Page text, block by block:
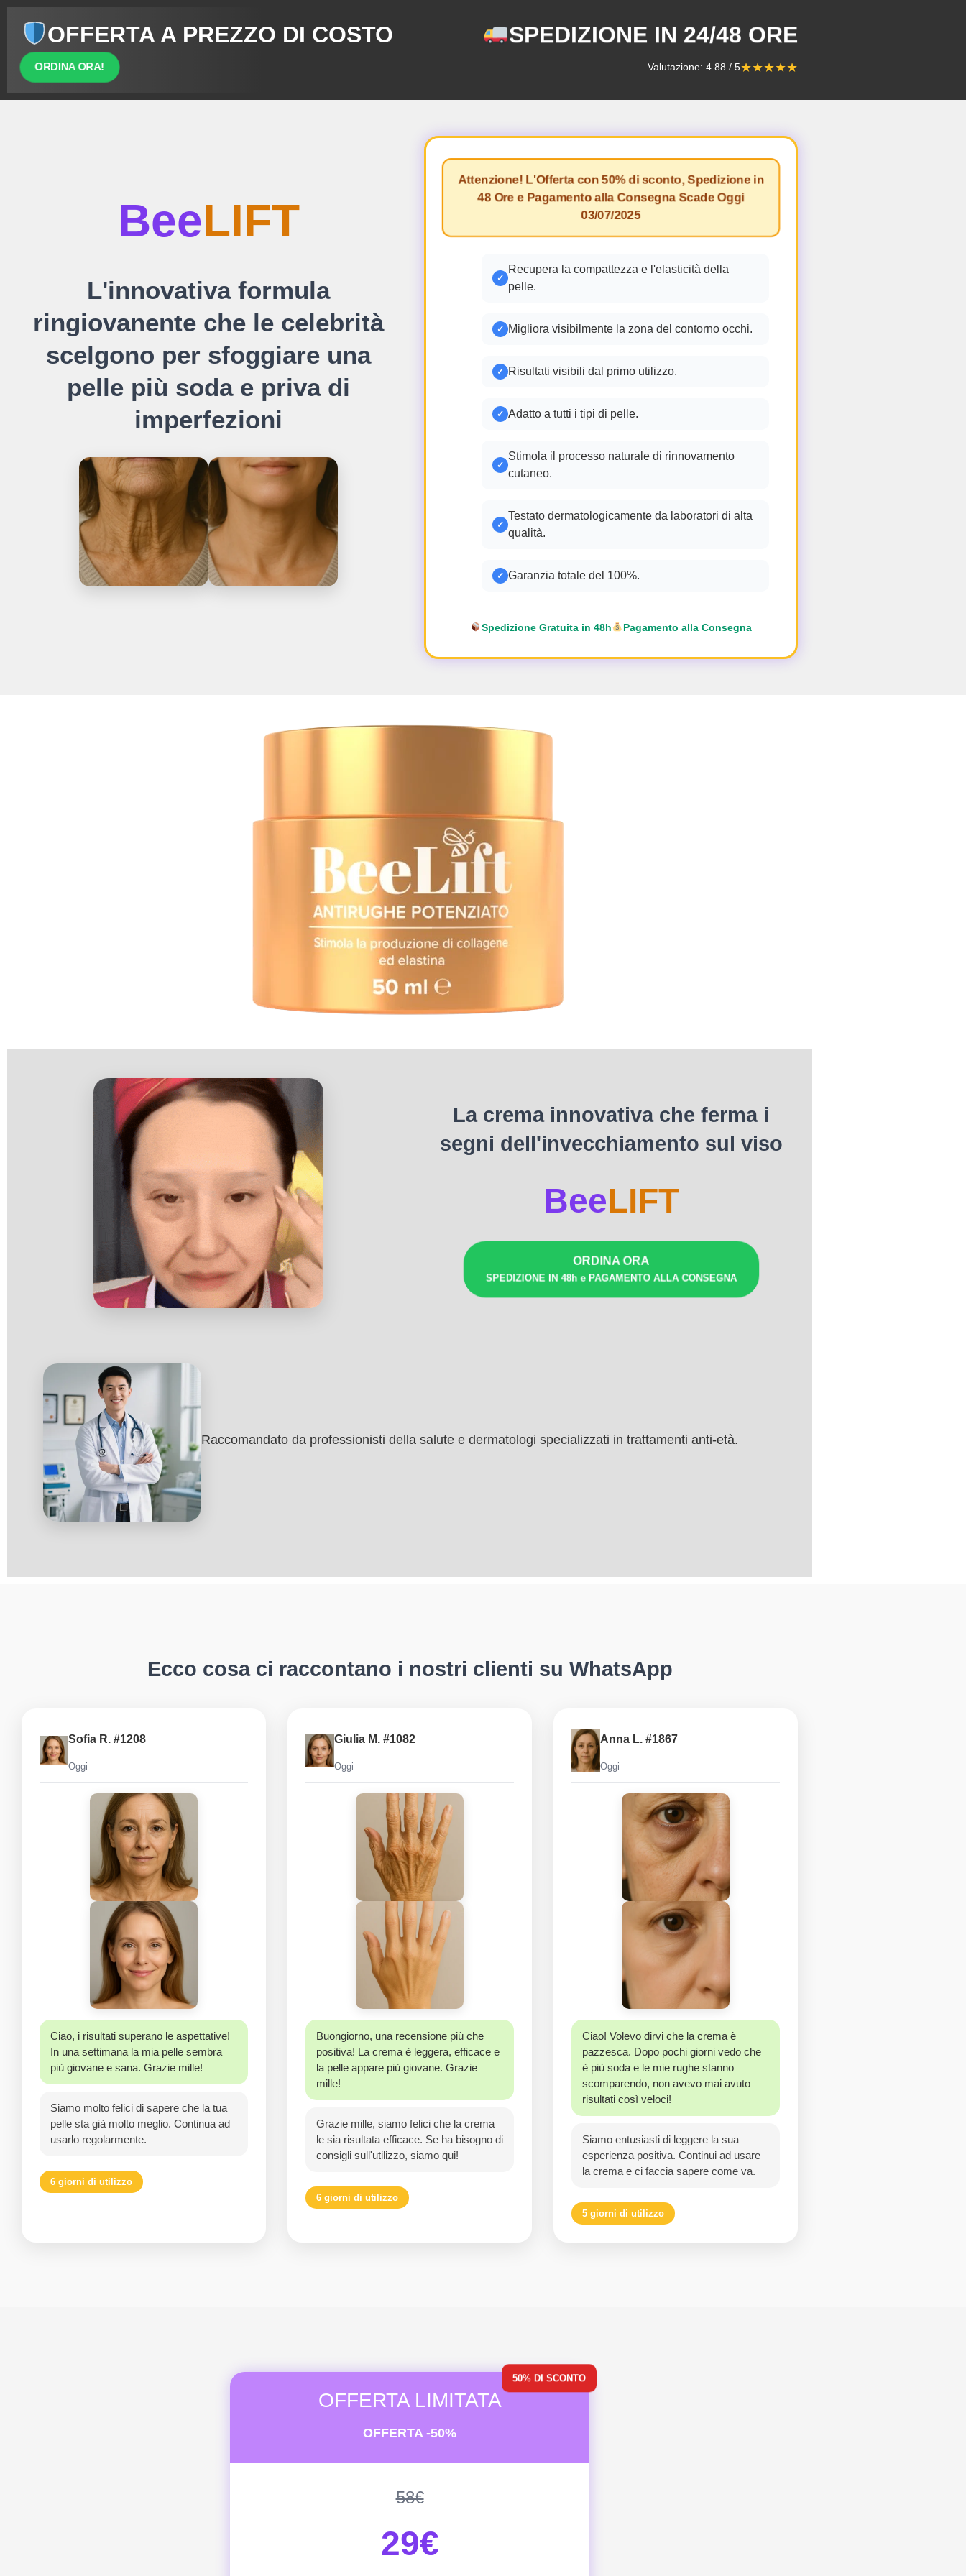
OFFERTA A PREZZO DI COSTO SPEDIZIONE IN 24/48 ORE
ORDINA ORA! Valutazione: 4.88 / 5★★★★★
BeeLIFT
L'innovativa formula
ringiovanente che le celebrità
scelgono per sfoggiare una
pelle più soda e priva di
imperfezioni
Attenzione! L'Offerta con 50% di sconto, Spedizione in
48 Ore e Pagamento alla Consegna Scade Oggi
03/07/2025
✓
Recupera la compattezza e l'elasticità della
pelle.
✓ Migliora visibilmente la zona del contorno occhi.
✓ Risultati visibili dal primo utilizzo.
✓ Adatto a tutti i tipi di pelle.
✓
Stimola il processo naturale di rinnovamento
cutaneo.
✓
Testato dermatologicamente da laboratori di alta
qualità.
✓ Garanzia totale del 100%.
Spedizione Gratuita in 48h Pagamento alla Consegna
La crema innovativa che ferma i
segni dell'invecchiamento sul viso
BeeLIFT
ORDINA ORA
SPEDIZIONE IN 48h e PAGAMENTO ALLA CONSEGNA
Raccomandato da professionisti della salute e dermatologi specializzati in trattamenti anti-età.
Ecco cosa ci raccontano i nostri clienti su WhatsApp
Sofia R. #1208
Oggi
Ciao, i risultati superano le aspettative!
In una settimana la mia pelle sembra
più giovane e sana. Grazie mille!
Siamo molto felici di sapere che la tua
pelle sta già molto meglio. Continua ad
usarlo regolarmente.
6 giorni di utilizzo
Giulia M. #1082
Oggi
Buongiorno, una recensione più che
positiva! La crema è leggera, efficace e
la pelle appare più giovane. Grazie
mille!
Grazie mille, siamo felici che la crema
le sia risultata efficace. Se ha bisogno di
consigli sull'utilizzo, siamo qui!
6 giorni di utilizzo
Anna L. #1867
Oggi
Ciao! Volevo dirvi che la crema è
pazzesca. Dopo pochi giorni vedo che
è più soda e le mie rughe stanno
scomparendo, non avevo mai avuto
risultati così veloci!
Siamo entusiasti di leggere la sua
esperienza positiva. Continui ad usare
la crema e ci faccia sapere come va.
5 giorni di utilizzo
50% DI SCONTO
OFFERTA LIMITATA
OFFERTA -50%
58€
29€